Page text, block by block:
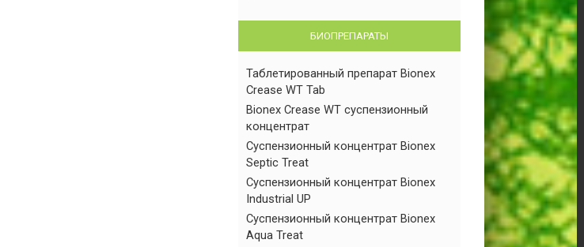
БИОПРЕПАРАТЫ
Таблетированный препарат Bionex
Crease WT Tab
Bionex Crease WT суспензионный
концентрат
Суспензионный концентрат Bionex
Septic Treat
Суспензионный концентрат Bionex
Industrial UP
Суспензионный концентрат Bionex
Aqua Treat